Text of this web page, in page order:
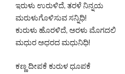
o
o
k
p
p
n
g
er
ಇರುಳು ಉರುಳಿದೆ, ತರಳೆ ನಿನ್ನಯ
ಮರುಳುಗೊಳಿಸುವ ಸನ್ನಿಧಿ!
ಕುರುಳು ಹೊರಳಿದೆ, ಅರಳು ಮೊಗದಲಿ
ಮಧುರ ಅಧರದ ಮಧುನಿಧಿ!
ಕಣ್ಣ ದೀಪಕೆ ಕುರುಳ ಧೂಪಕೆ